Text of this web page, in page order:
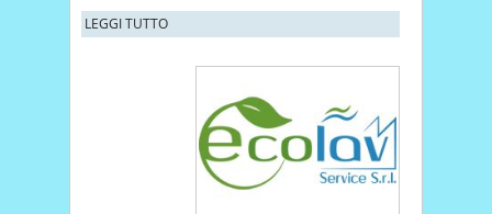
LEGGI TUTTO